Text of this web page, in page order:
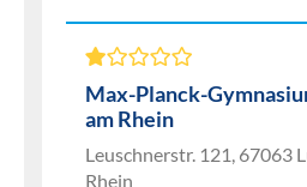
Max-Planck-
am Rhein
Leuschnerstr. 121, 67063
Rhein